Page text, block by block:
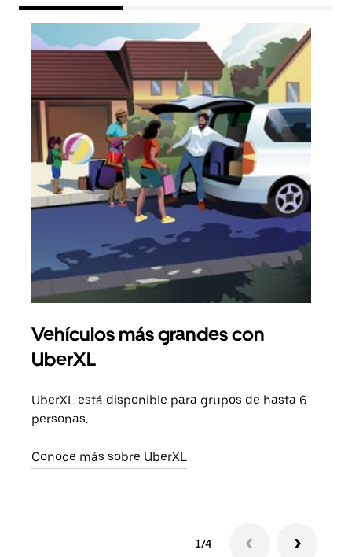
Vehículos más grandes con
UberXL
UberXL está disponible para grupos de hasta 6
personas.
Conoce más sobre UberXL
1/4